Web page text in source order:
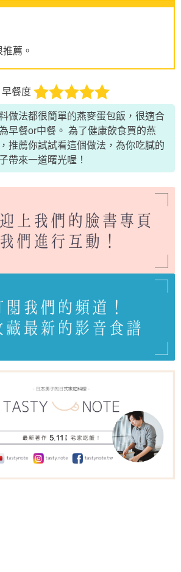
薦。
早餐度
做法都很簡單的燕麥蛋包飯，很適合
早餐or中餐。 為了健康飲食買的燕
推薦你試試看這個做法，為你吃膩的
帶來一道曙光喔！